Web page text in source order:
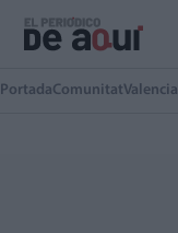
PortadaComunitatValencia